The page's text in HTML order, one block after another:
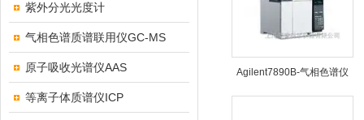
紫外分光光度计
气相色谱质谱联用仪GC-MS
原子吸收光谱仪AAS
等离子体质谱仪ICP
Agilent7890B-气相色谱仪